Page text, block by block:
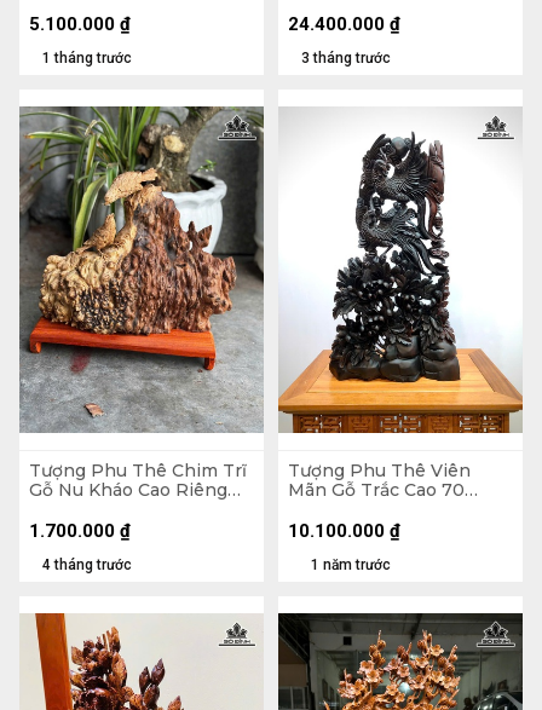
1 tháng trước
5.100.000 ₫
Tủ Cao 60 Ngang 55 Sâu
3 tháng trước
24.400.000 ₫
Tượng Phu Thê Chim Trĩ
Gỗ Nu Kháo Cao Riêng
8 (cm)
4 tháng trước
1.700.000 ₫
Tượng Phu Thê Viên
Mãn Gỗ Trắc Cao 70
1 năm trước
10.100.000 ₫